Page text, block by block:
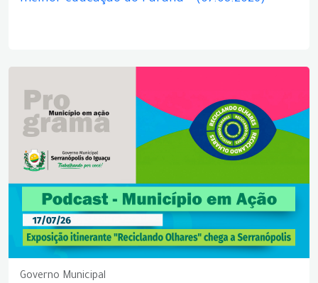
Governo Municipal